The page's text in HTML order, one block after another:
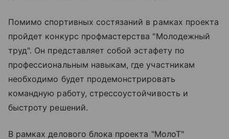
Помимо спортивных состязаний в рамках проекта
пройдет конкурс профмастерства "Молодежный
труд". Он представляет собой эстафету по
профессиональным навыкам, где участникам
необходимо будет продемонстрировать
командную работу, стрессоустойчивость и
быстроту решений.
В рамках делового блока проекта "МолоТ"